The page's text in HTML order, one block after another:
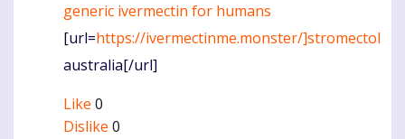
Komentaras
generic ivermectin for humans
[url=https://ivermectinme.monster/]stromectol
australia[/url]
Like 0
Dislike 0